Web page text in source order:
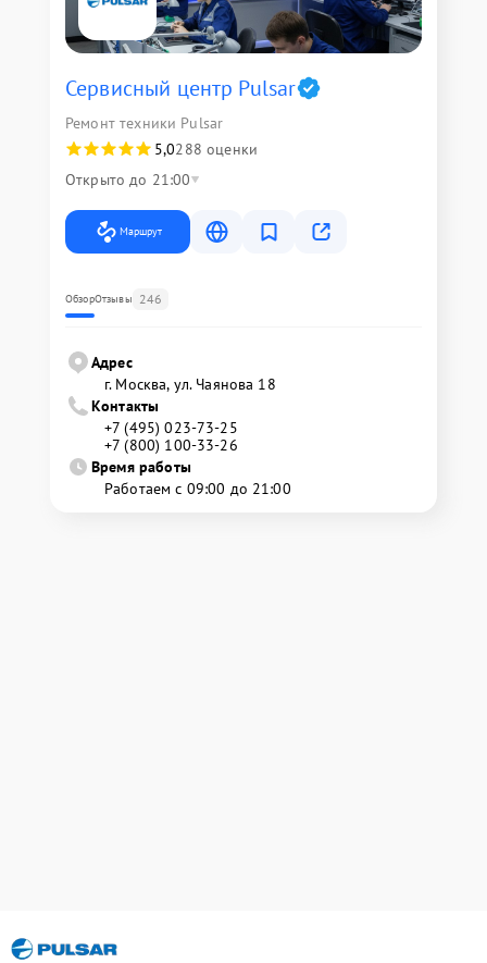
Сервисный центр Pulsar
Ремонт техники Pulsar
5,0288 оценки
Открыто до 21:00
Маршрут
ОбзорОтзывы 246
Адрес
г. Москва, ул. Чаянова 18
Контакты
+7 (495) 023-73-25
+7 (800) 100-33-26
Время работы
Работаем с 09:00 до 21:00